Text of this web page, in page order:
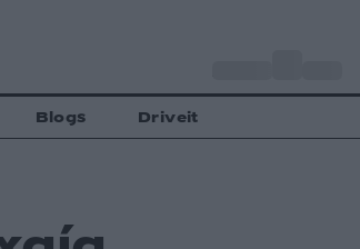
Blogs Driveit